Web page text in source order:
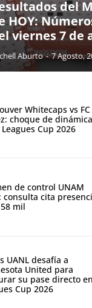
del
HOY:
viernes 7 de
Aburto - 7 Agosto,
Whitecaps vs FC
choque de
Cup 2026
de control UNAM
consulta cita
mil
UANL desafía a
United para
su pase directo en
Cup 2026